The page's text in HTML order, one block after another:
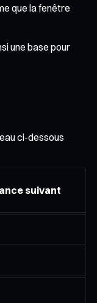
que la fenêtre
une base pour
ci-dessous
suivant